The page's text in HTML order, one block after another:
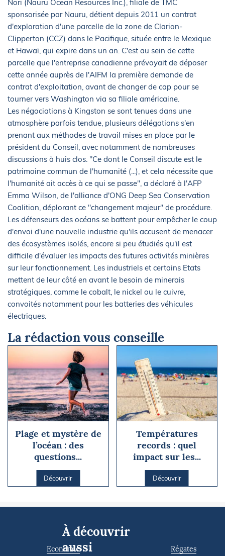
Nori (Nauru Ocean Resources Inc.), filiale de TMC
sponsorisée par Nauru, détient depuis 2011 un contrat
d'exploration d'une parcelle de la zone de Clarion-
Clipperton (CCZ) dans le Pacifique, située entre le Mexique
et Hawaï, qui expire dans un an. C'est au sein de cette
parcelle que l'entreprise canadienne prévoyait de déposer
cette année auprès de l'AIFM la première demande de
contrat d'exploitation, avant de changer de cap pour se
tourner vers Washington via sa filiale américaine.
Les négociations à Kingston se sont tenues dans une
atmosphère parfois tendue, plusieurs délégations s'en
prenant aux méthodes de travail mises en place par le
président du Conseil, avec notamment de nombreuses
discussions à huis clos. "Ce dont le Conseil discute est le
patrimoine commun de l'humanité (...), et cela nécessite que
l'humanité ait accès à ce qui se passe", a déclaré à l'AFP
Emma Wilson, de l'alliance d'ONG Deep Sea Conservation
Coalition, déplorant ce "changement majeur" de procédure.
Les défenseurs des océans se battent pour empêcher le coup
d'envoi d'une nouvelle industrie qu'ils accusent de menacer
des écosystèmes isolés, encore si peu étudiés qu'il est
difficile d'évaluer les impacts des futures activités minières
sur leur fonctionnement. Les industriels et certains Etats
mettent de leur côté en avant le besoin de minerais
stratégiques, comme le cobalt, le nickel ou le cuivre,
convoités notamment pour les batteries des véhicules
électriques.
La rédaction vous conseille
Plage et mystère de
l’océan : des
questions...
Découvrir
Températures
records : quel
impact sur les...
Découvrir
À découvrir
aussi
Economie Régates